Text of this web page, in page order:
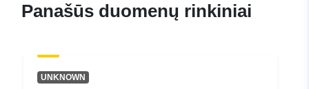
8e6bc822c4fa
Panašūs duomenų rinkiniai
UNKNOWN